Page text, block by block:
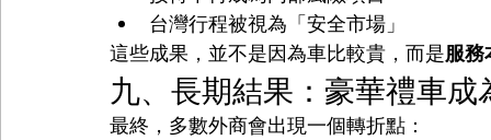
台灣行程被視為「安全市場」
這些成果，並不是因為車比較貴，而是服務
九、長期結果：豪華禮車
最終，多數外商會出現一個轉折點：